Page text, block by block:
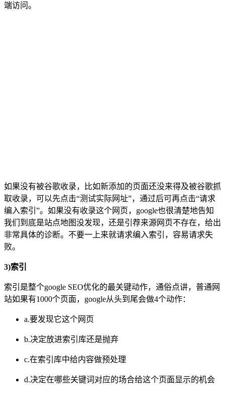
端访问。
如果没有被谷歌收录，比如新添加的页面还没来得及被谷歌抓
取收录，可以先点击“测试实际网址”，通过后可再点击“请求
编入索引”。如果没有收录这个网页，google也很清楚地告知
我们到底是站点地图没发现，还是引荐来源网页不存在，给出
非常具体的诊断。不要一上来就请求编入索引，容易请求失
败。
3)索引
索引是整个google SEO优化的最关键动作，通俗点讲，普通网
站如果有1000个页面，google从头到尾会做4个动作：
a.要发现它这个网页
b.决定放进索引库还是抛弃
c.在索引库中给内容做预处理
d.决定在哪些关键词对应的场合给这个页面显示的机会